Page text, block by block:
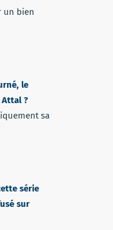
un bien
le
?
sa
série
sur